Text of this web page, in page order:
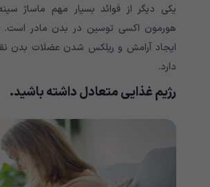
یکی دیگر از فوائد بسیار مهم ماساژ
هورمون اکسی توسین در بدن مادر است.
ایجاد آرامش و ریلکس شدن عضلات بدن
دارد.
رژیم غذایی متعادل داشته باشید.